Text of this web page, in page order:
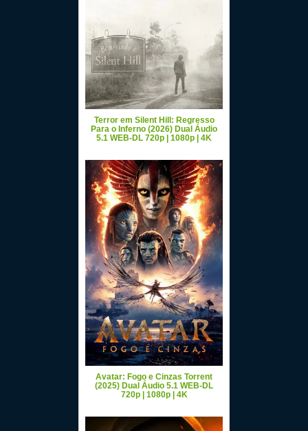
Terror em Silent Hill: Regresso
Para o Inferno (2026) Dual Áudio
5.1 WEB-DL 720p | 1080p | 4K
Avatar: Fogo e Cinzas Torrent
(2025) Dual Áudio 5.1 WEB-DL
720p | 1080p | 4K